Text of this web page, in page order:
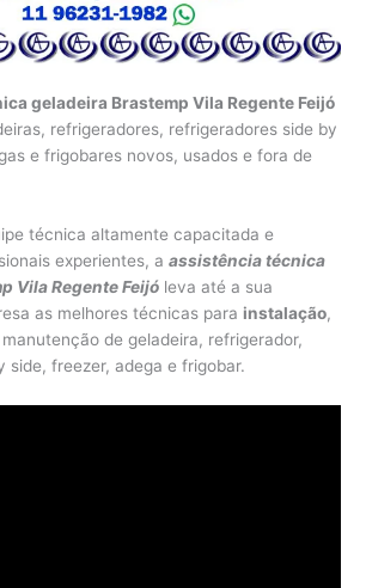
geladeira Brastemp Vila Regente Feijó
refrigeradores, refrigeradores side by
e frigobares novos, usados e fora de
técnica altamente capacitada e
experientes, aassistência técnica
Vila Regente Feijó leva até a sua
as melhores técnicas para instalação,
de geladeira, refrigerador,
side, freezer, adega e frigobar.